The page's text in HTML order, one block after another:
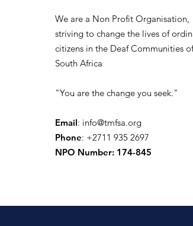
We are a Non Profit Organisation,
striving to change the lives of
citizens in the Deaf Communities of
South Africa
"You are the change you seek."
Email: info@tmfsa.org
Phone: +2711 935 2697
NPO Number: 174-845